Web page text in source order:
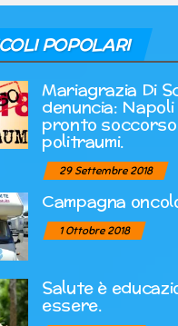
POPOLARI
Mariagrazia Di
denuncia: Napoli
pronto soccorso
politraumi.
29 Settembre 2018
Campagna
1 Ottobre 2018
Salute è
essere.